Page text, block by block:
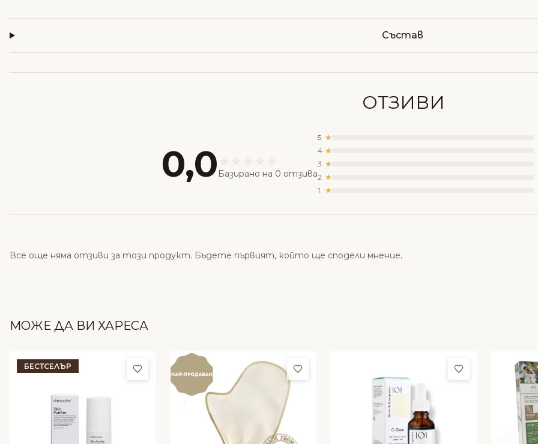
Състав
ОТЗИВИ
0,0 Базирано на 0 отзива
5
4
3
2
1
Все още няма отзиви за този продукт. Бъдете първият, който ще сподели мнение.
МОЖЕ ДА ВИ ХАРЕСА
БЕСТСЕЛЪР Добави в любими Добави в любими Добави в